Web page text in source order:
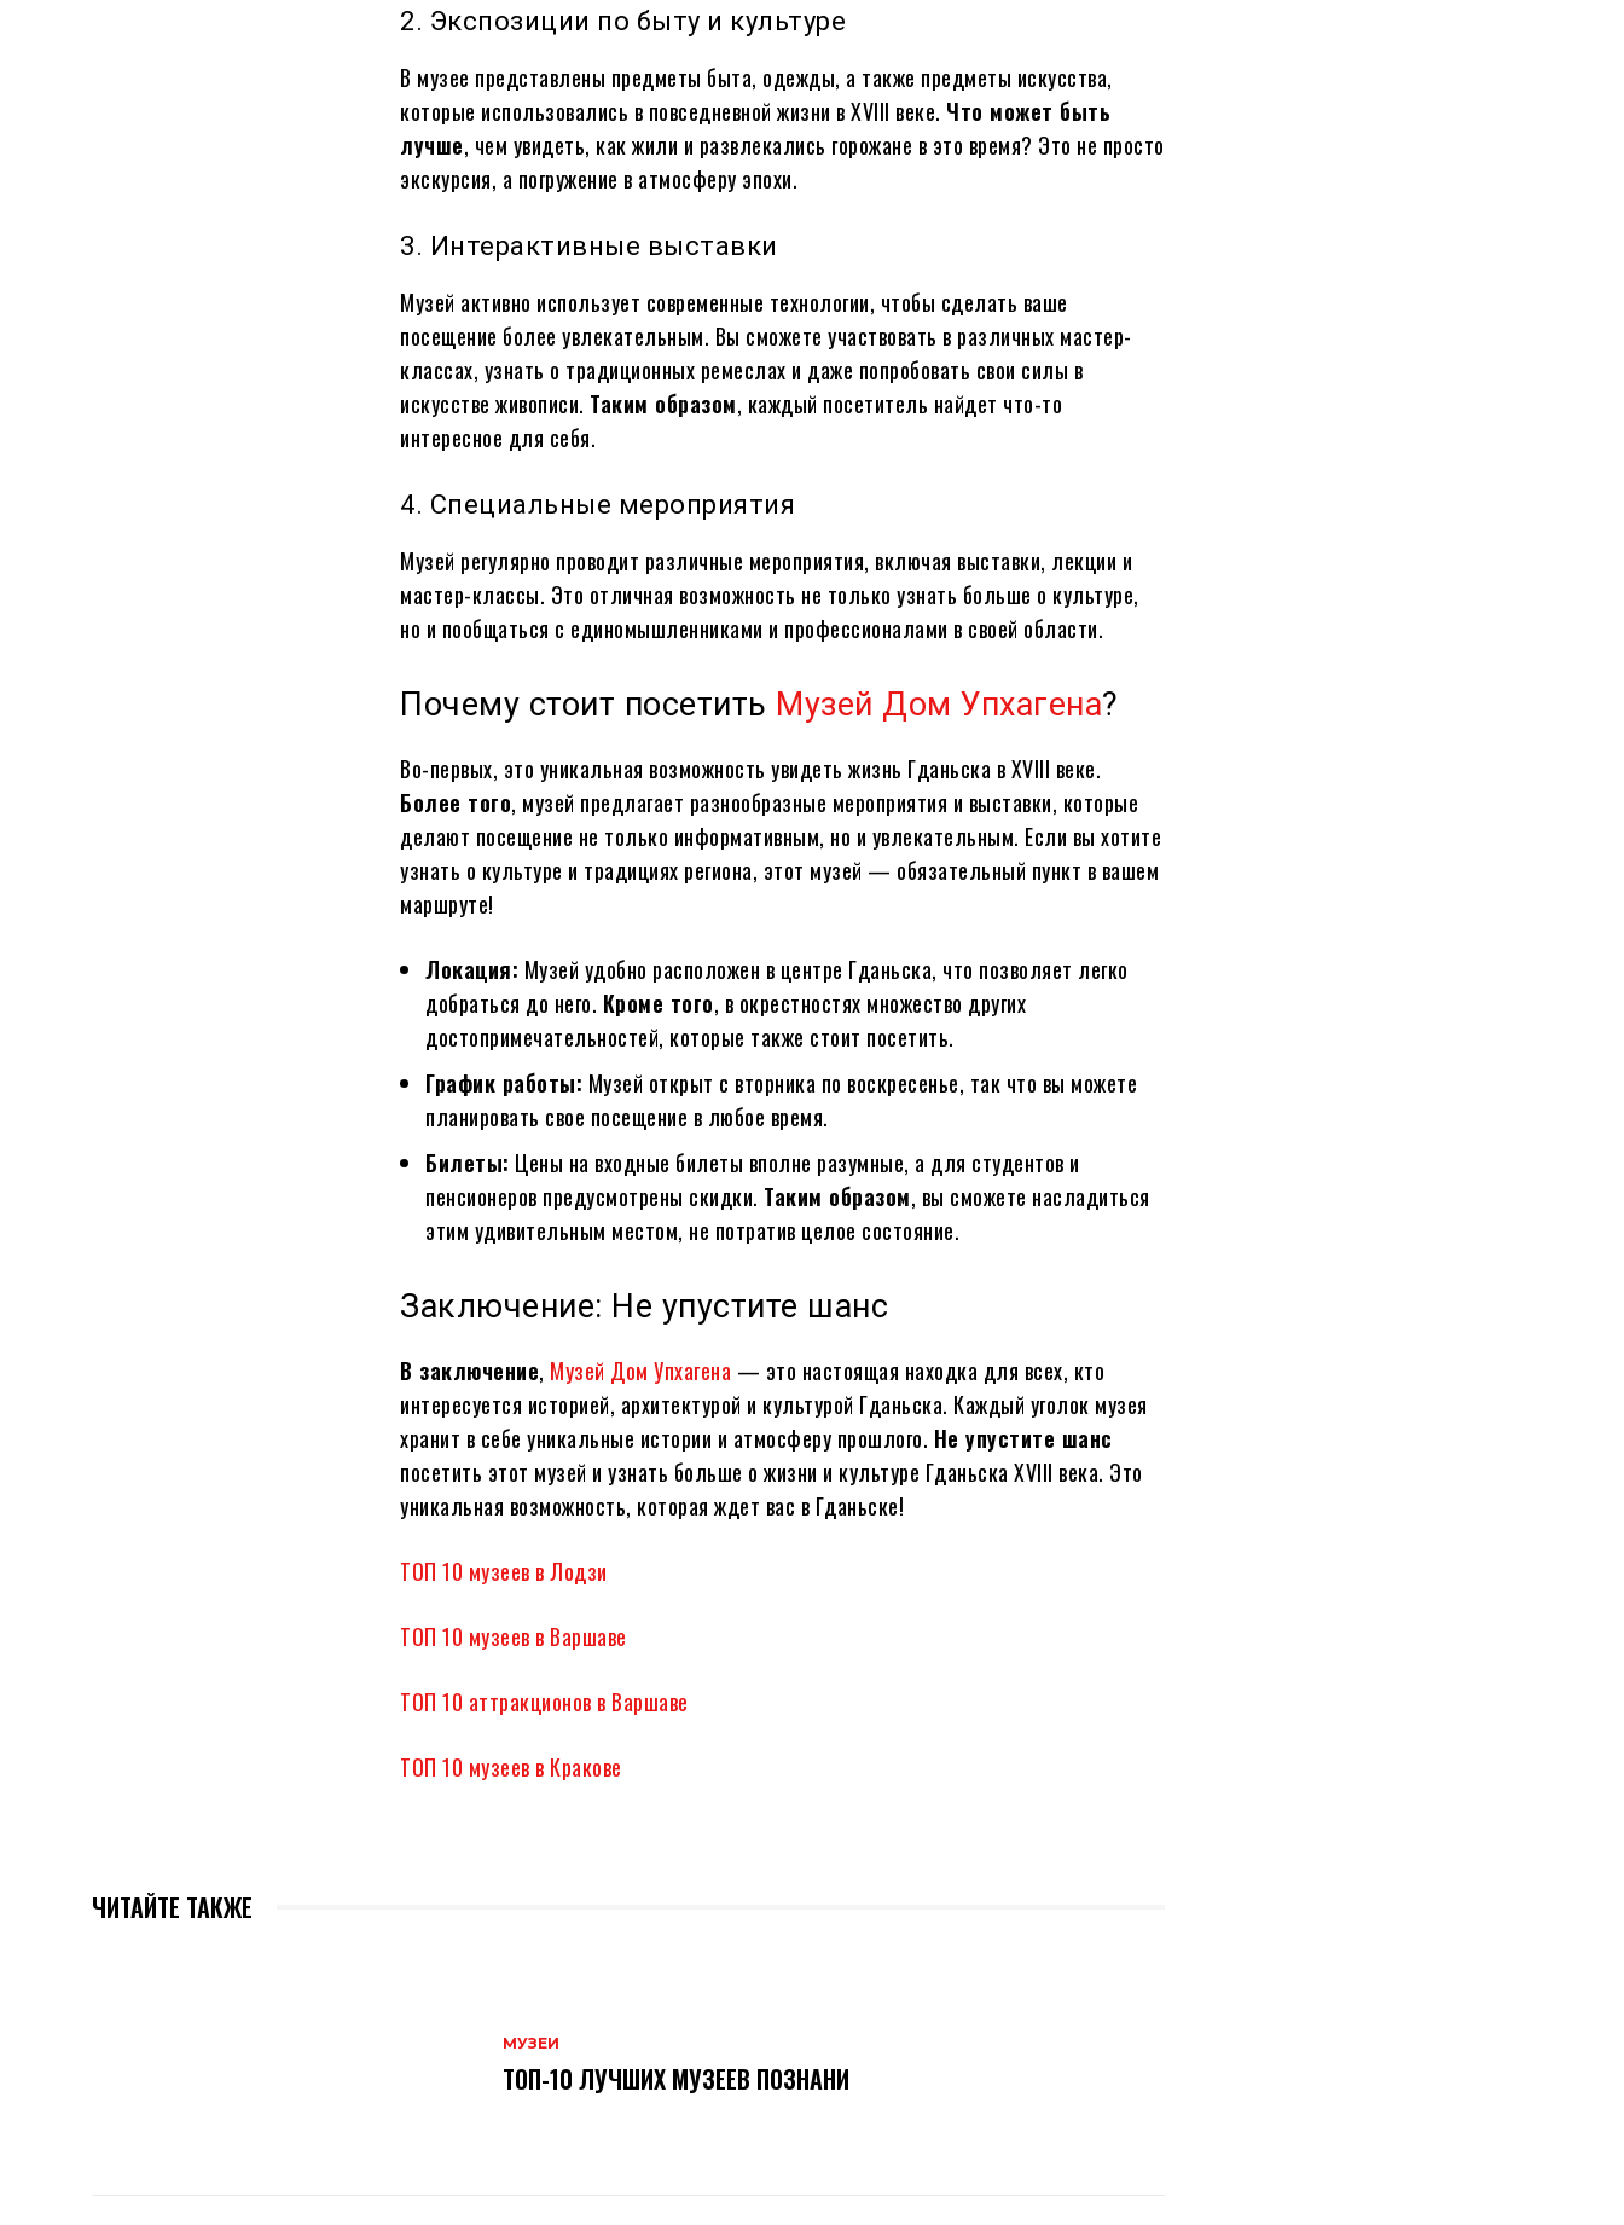
2. Экспозиции по быту и культуре
В музее представлены предметы быта, одежды, а также предметы искусства,
которые использовались в повседневной жизни в XVIII веке. Что может быть
лучше, чем увидеть, как жили и развлекались горожане в это время? Это не просто
экскурсия, а погружение в атмосферу эпохи.
3. Интерактивные выставки
Музей активно использует современные технологии, чтобы сделать ваше
посещение более увлекательным. Вы сможете участвовать в различных мастер-
классах, узнать о традиционных ремеслах и даже попробовать свои силы в
искусстве живописи. Таким образом, каждый посетитель найдет что-то
интересное для себя.
4. Специальные мероприятия
Музей регулярно проводит различные мероприятия, включая выставки, лекции и
мастер-классы. Это отличная возможность не только узнать больше о культуре,
но и пообщаться с единомышленниками и профессионалами в своей области.
Почему стоит посетить Музей Дом Упхагена?
Во-первых, это уникальная возможность увидеть жизнь Гданьска в XVIII веке.
Более того, музей предлагает разнообразные мероприятия и выставки, которые
делают посещение не только информативным, но и увлекательным. Если вы хотите
узнать о культуре и традициях региона, этот музей — обязательный пункт в вашем
маршруте!
Локация: Музей удобно расположен в центре Гданьска, что позволяет легко
добраться до него. Кроме того, в окрестностях множество других
достопримечательностей, которые также стоит посетить.
График работы: Музей открыт с вторника по воскресенье, так что вы можете
планировать свое посещение в любое время.
Билеты: Цены на входные билеты вполне разумные, а для студентов и
пенсионеров предусмотрены скидки. Таким образом, вы сможете насладиться
этим удивительным местом, не потратив целое состояние.
Заключение: Не упустите шанс
В заключение, Музей Дом Упхагена — это настоящая находка для всех, кто
интересуется историей, архитектурой и культурой Гданьска. Каждый уголок музея
хранит в себе уникальные истории и атмосферу прошлого. Не упустите шанс
посетить этот музей и узнать больше о жизни и культуре Гданьска XVIII века. Это
уникальная возможность, которая ждет вас в Гданьске!
ТОП 10 музеев в Лодзи
ТОП 10 музеев в Варшаве
ТОП 10 аттракционов в Варшаве
ТОП 10 музеев в Кракове
ЧИТАЙТЕ ТАКЖЕ
МУЗЕИ
ТОП-10 ЛУЧШИХ МУЗЕЕВ ПОЗНАНИ